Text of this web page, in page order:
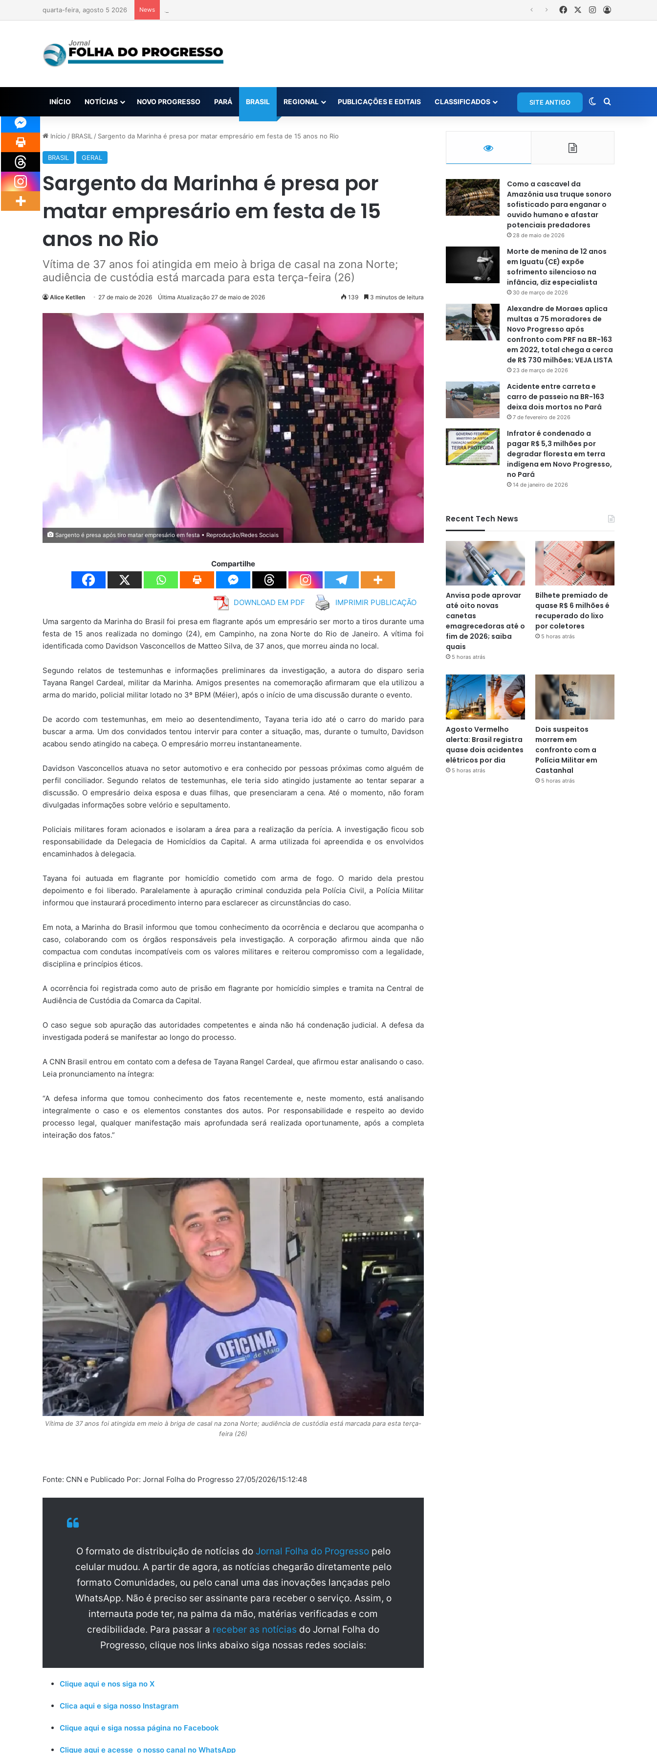
quarta-feira, agosto 5 2026 News FacebookInstagram
INÍCIO NOTÍCIAS NOVO PROGRESSO PARÁ BRASIL REGIONAL PUBLICAÇÕES E EDITAIS CLASSIFICADOS SITE ANTIGO Switch skin
Início / BRASIL / Sargento da Marinha é presa por matar empresário em festa de 15 anos no Rio
BRASIL GERAL
Sargento da Marinha é presa por
matar empresário em festa de 15
anos no Rio
Vítima de 37 anos foi atingida em meio à briga de casal na zona Norte;
audiência de custódia está marcada para esta terça-feira (26)
Alice Ketllen 27 de maio de 2026 Última Atualização 27 de maio de 2026 139 3 minutos de leitura
Sargento é presa após tiro matar empresário em festa • Reprodução/Redes Sociais
Compartilhe
DOWNLOAD EM PDF IMPRIMIR PUBLICAÇÃO
Uma sargento da Marinha do Brasil foi presa em flagrante após um empresário ser morto a tiros durante uma
festa de 15 anos realizada no domingo (24), em Campinho, na zona Norte do Rio de Janeiro. A vítima foi
identificada como Davidson Vasconcellos de Matteo Silva, de 37 anos, que morreu ainda no local.
Segundo relatos de testemunhas e informações preliminares da investigação, a autora do disparo seria
Tayana Rangel Cardeal, militar da Marinha. Amigos presentes na comemoração afirmaram que ela utilizou a
arma do marido, policial militar lotado no 3º BPM (Méier), após o início de uma discussão durante o evento.
De acordo com testemunhas, em meio ao desentendimento, Tayana teria ido até o carro do marido para
buscar a arma. Um dos convidados tentou intervir para conter a situação, mas, durante o tumulto, Davidson
acabou sendo atingido na cabeça. O empresário morreu instantaneamente.
Davidson Vasconcellos atuava no setor automotivo e era conhecido por pessoas próximas como alguém de
perfil conciliador. Segundo relatos de testemunhas, ele teria sido atingido justamente ao tentar separar a
discussão. O empresário deixa esposa e duas filhas, que presenciaram a cena. Até o momento, não foram
divulgadas informações sobre velório e sepultamento.
Policiais militares foram acionados e isolaram a área para a realização da perícia. A investigação ficou sob
responsabilidade da Delegacia de Homicídios da Capital. A arma utilizada foi apreendida e os envolvidos
encaminhados à delegacia.
Tayana foi autuada em flagrante por homicídio cometido com arma de fogo. O marido dela prestou
depoimento e foi liberado. Paralelamente à apuração criminal conduzida pela Polícia Civil, a Polícia Militar
informou que instaurará procedimento interno para esclarecer as circunstâncias do caso.
Em nota, a Marinha do Brasil informou que tomou conhecimento da ocorrência e declarou que acompanha o
caso, colaborando com os órgãos responsáveis pela investigação. A corporação afirmou ainda que não
compactua com condutas incompatíveis com os valores militares e reiterou compromisso com a legalidade,
disciplina e princípios éticos.
A ocorrência foi registrada como auto de prisão em flagrante por homicídio simples e tramita na Central de
Audiência de Custódia da Comarca da Capital.
O caso segue sob apuração das autoridades competentes e ainda não há condenação judicial. A defesa da
investigada poderá se manifestar ao longo do processo.
A CNN Brasil entrou em contato com a defesa de Tayana Rangel Cardeal, que afirmou estar analisando o caso.
Leia pronunciamento na íntegra:
“A defesa informa que tomou conhecimento dos fatos recentemente e, neste momento, está analisando
integralmente o caso e os elementos constantes dos autos. Por responsabilidade e respeito ao devido
processo legal, qualquer manifestação mais aprofundada será realizada oportunamente, após a completa
inteiração dos fatos.”
Vítima de 37 anos foi atingida em meio à briga de casal na zona Norte; audiência de custódia está marcada para esta terça-
feira (26)
Fonte: CNN e Publicado Por: Jornal Folha do Progresso 27/05/2026/15:12:48
O formato de distribuição de notícias do Jornal Folha do Progresso pelo
celular mudou. A partir de agora, as notícias chegarão diretamente pelo
formato Comunidades, ou pelo canal uma das inovações lançadas pelo
WhatsApp. Não é preciso ser assinante para receber o serviço. Assim, o
internauta pode ter, na palma da mão, matérias verificadas e com
credibilidade. Para passar a receber as notícias do Jornal Folha do
Progresso, clique nos links abaixo siga nossas redes sociais:
Clique aqui e nos siga no X
Clica aqui e siga nosso Instagram
Clique aqui e siga nossa página no Facebook
Clique aqui e acesse o nosso canal no WhatsApp
Como a cascavel da
Amazônia usa truque sonoro
sofisticado para enganar o
ouvido humano e afastar
potenciais predadores
28 de maio de 2026
Morte de menina de 12 anos
em Iguatu (CE) expõe
sofrimento silencioso na
infância, diz especialista
30 de março de 2026
Alexandre de Moraes aplica
multas a 75 moradores de
Novo Progresso após
confronto com PRF na BR-163
em 2022, total chega a cerca
de R$ 730 milhões; VEJA LISTA
23 de março de 2026
Acidente entre carreta e
carro de passeio na BR-163
deixa dois mortos no Pará
7 de fevereiro de 2026
Infrator é condenado a
pagar R$ 5,3 milhões por
degradar floresta em terra
indígena em Novo Progresso,
no Pará
14 de janeiro de 2026
Recent Tech News
Anvisa pode aprovar
até oito novas
canetas
emagrecedoras até o
fim de 2026; saiba
quais
5 horas atrás
Bilhete premiado de
quase R$ 6 milhões é
recuperado do lixo
por coletores
5 horas atrás
Agosto Vermelho
alerta: Brasil registra
quase dois acidentes
elétricos por dia
5 horas atrás
Dois suspeitos
morrem em
confronto com a
Polícia Militar em
Castanhal
5 horas atrás